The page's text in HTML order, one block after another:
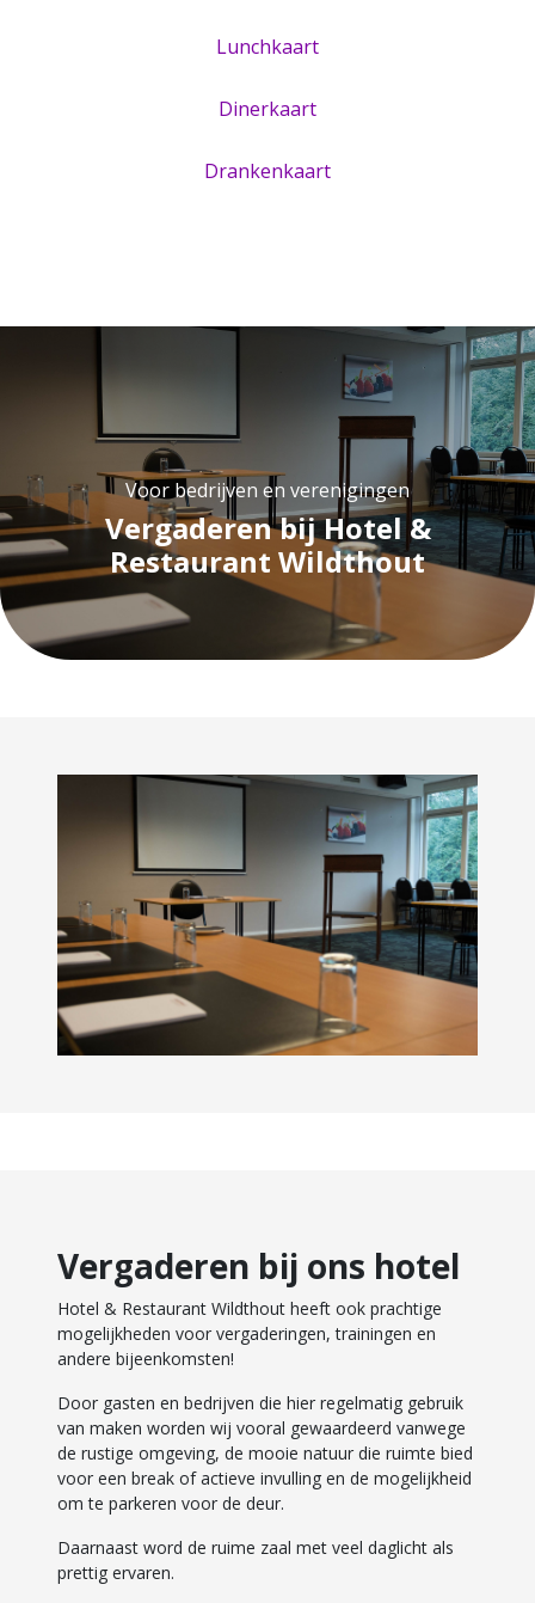
Lunchkaart
Dinerkaart
Drankenkaart
Voor bedrijven en verenigingen
Vergaderen bij Hotel &
Restaurant Wildthout
Vergaderen bij ons hotel
Hotel & Restaurant Wildthout heeft ook prachtige
mogelijkheden voor vergaderingen, trainingen en
andere bijeenkomsten!
Door gasten en bedrijven die hier regelmatig gebruik
van maken worden wij vooral gewaardeerd vanwege
de rustige omgeving, de mooie natuur die ruimte bied
voor een break of actieve invulling en de mogelijkheid
om te parkeren voor de deur.
Daarnaast word de ruime zaal met veel daglicht als
prettig ervaren.